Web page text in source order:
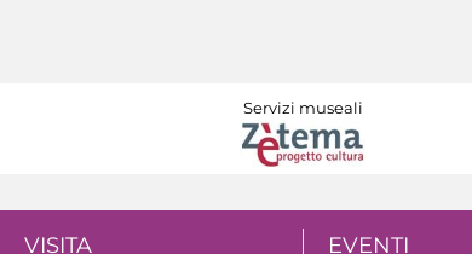
Servizi museali
VISITA EVENTI